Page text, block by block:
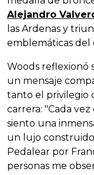
Alejandro
las Ardenas y
emblemáticas del
Woods reflexionó
un mensaje
tanto el privilegio
carrera: "Cada
siento una
un lujo
Pedalear por
personas me